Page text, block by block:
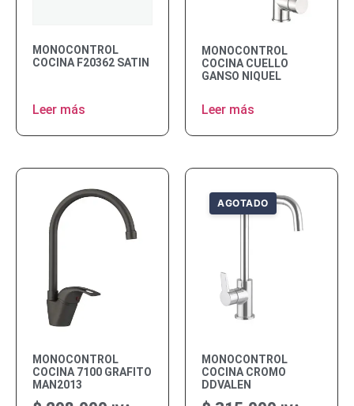
MONOCONTROL
COCINA F20362 SATIN
Leer más
MONOCONTROL
COCINA CUELLO
GANSO NIQUEL
Leer más
MONOCONTROL
COCINA 7100 GRAFITO
MAN2013
MONOCONTROL
COCINA CROMO
DDVALEN